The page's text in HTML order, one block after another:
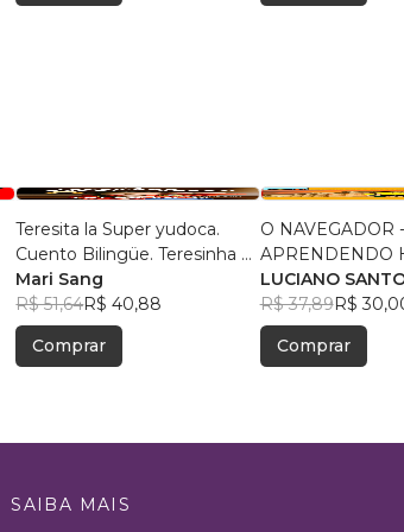
Teresita la Super yudoca.
Cuento Bilingüe. Teresinha a
Superjudoca. Conto bilíngue.
Mari Sang
R$ 51,64R$ 40,88
Comprar
O NAVEGADOR -
APRENDENDO
COM
GRÉCIA ANTIGA
LUCIANO
SANTANA
R$ 37,89R$
Comprar
SAIBA MAIS